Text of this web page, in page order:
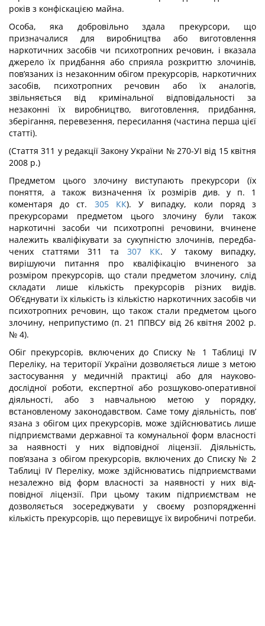
років з конфіска­цією майна.
Особа, яка добровільно здала прекурсори, що
призначалися для виробни­цтва або виготовлення
наркотичних засобів чи психотропних речовин, і вказала
джерело їх придбання або сприяла розкриттю злочинів,
пов’язаних із незаконним обігом прекурсорів, наркотичних
засобів, психотропних речовин або їх аналогів,
звільняється від кримінальної відповідальності за
незаконні їх виробництво, виготовлення, придбання,
зберігання, перевезення, пересилання (частина перша цієї
статті).
(Стаття 311 у редакції Закону України № 270-УІ від 15 квітня
2008 р.)
Предметом цього злочину виступають прекурсори (їх
поняття, а також ви­значення їх розмірів див. у п. 1
коментаря до ст. 305 КК). У випадку, коли поряд з
прекурсорами предметом цього злочину були також
наркотичні засоби чи психо­тропні речовини, вчинене
належить кваліфікувати за сукупністю злочинів, передба­
чених статтями 311 та 307 КК. У такому випадку,
вирішуючи питання про кваліфіка­цію вчиненого за
розміром прекурсорів, що стали предметом злочину, слід
складати лише кількість прекурсорів різних видів.
Об’єднувати їх кількість із кількістю нарко­тичних засобів чи
психотропних речовин, що також стали предметом цього
злочину, неприпустимо (п. 21 ППВСУ від 26 квітня 2002 р.
№ 4).
Обіг прекурсорів, включених до Списку № 1 Таблиці IV
Переліку, на території України дозволяється лише з метою
застосування у медичній практиці або для науко­во-
дослідної роботи, експертної або розшуково-оперативної
діяльності, або з навчаль­ною метою у порядку,
встановленому законодавством. Саме тому діяльність, пов’
язана з обігом цих прекурсорів, може здійснюватись лише
підприємствами державної та комунальної форм власності
за наявності у них відповідної ліцензії. Діяльність,
пов’язана з обігом прекурсорів, включених до Списку № 2
Таблиці IV Переліку, може здійснюватись підприємствами
незалежно від форм власності за наявності у них від­
повідної ліцензії. При цьому таким підприємствам не
дозволяється зосереджувати у своєму розпорядженні
кількість прекурсорів, що перевищує їх виробничі потреби.